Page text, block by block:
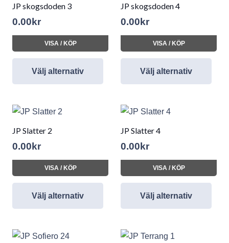
JP skogsdoden 3
0.00 kr
VISA / KÖP
Välj alternativ
JP skogsdoden 4
0.00 kr
VISA / KÖP
Välj alternativ
JP Slatter 2
0.00 kr
VISA / KÖP
Välj alternativ
JP Slatter 4
0.00 kr
VISA / KÖP
Välj alternativ